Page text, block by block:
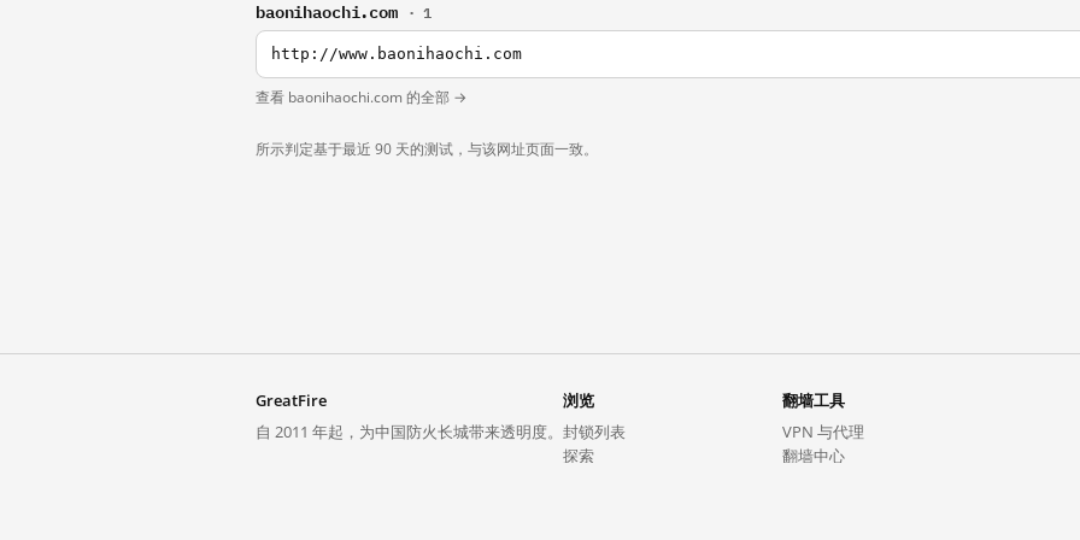
baonihaochi.com · 1
http://www.baonihaochi.com
查看 baonihaochi.com 的全部 →
所示判定基于最近 90 天的测试，与该网址页面一致。
GreatFire
自 2011 年起，为中国防火长城带来透明度。
浏览
封锁列表
探索
翻墙工具
VPN 与代理
翻墙中心